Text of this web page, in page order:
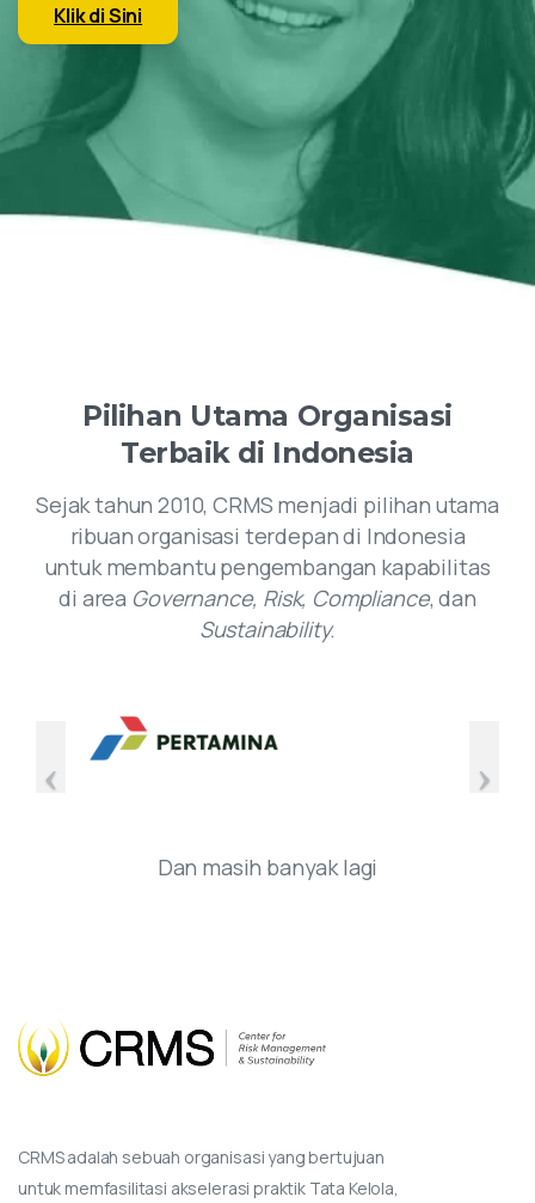
Klik di Sini
Pilihan Utama Organisasi
Terbaik di Indonesia
Sejak tahun 2010, CRMS menjadi pilihan utama
ribuan organisasi terdepan di Indonesia
untuk membantu pengembangan kapabilitas
di area Governance, Risk, Compliance, dan
Sustainability.
Dan masih banyak lagi
CRMS adalah sebuah organisasi yang bertujuan
untuk memfasilitasi akselerasi praktik Tata Kelola,